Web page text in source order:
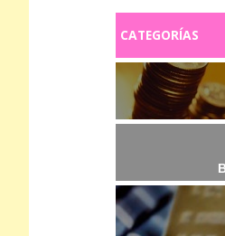
CATEGORÍAS